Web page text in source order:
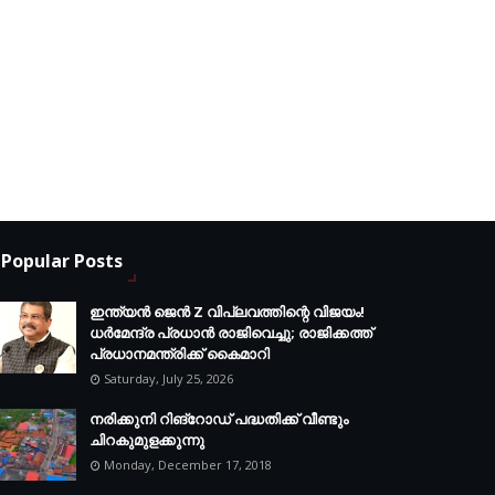
Popular Posts
ഇന്ത്യൻ ജെൻ Z വിപ്ലവത്തിന്റെ വിജയം!
ധർമേന്ദ്ര പ്രധാൻ രാജിവെച്ചു; രാജിക്കത്ത്
പ്രധാനമന്ത്രിക്ക് കൈമാറി
Saturday, July 25, 2026
നരിക്കുനി റിങ്റോഡ് പദ്ധതിക്ക് വീണ്ടും
ചിറകുമുളക്കുന്നു
Monday, December 17, 2018